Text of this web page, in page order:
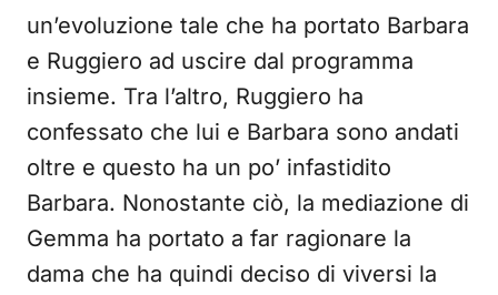
un’evoluzione tale che ha portato Barbara
e Ruggiero ad uscire dal programma
insieme. Tra l’altro, Ruggiero ha
confessato che lui e Barbara sono andati
oltre e questo ha un po’ infastidito
Barbara. Nonostante ciò, la mediazione di
Gemma ha portato a far ragionare la
dama che ha quindi deciso di viversi la